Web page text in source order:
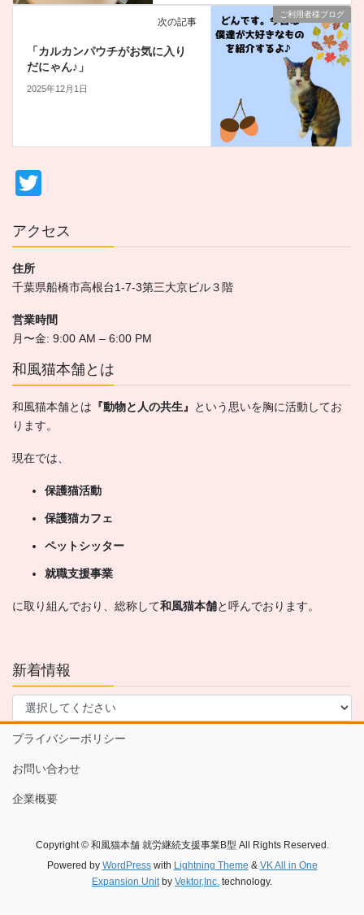
ご利用者様ブログ
次の記事
「カルカンパウチがお気に入り
だにゃん♪」
2025年12月1日
tt
アクセス
住所
千葉県船橋市高根台1-7-3第三大京ビル３階
営業時間
月〜金: 9:00 AM – 6:00 PM
和風猫本舗とは
和風猫本舗とは 『動物と人の共生』
という思いを胸に活動してお
ります。
現在では、
保護猫活動
保護猫カフェ
ペットシッター
就職支援事業
に取り組んでおり、総称して和風猫本舗と呼んでおります。
新着情報
プライバシーポリシー
お問い合わせ
企業概要
Copyright © 和風猫本舗 就労継続支援事業B型 All Rights Reserved.
Powered by WordPresswith Lightning Theme & VK All in One
Expansion Unitby Vektor,Inc. technology.